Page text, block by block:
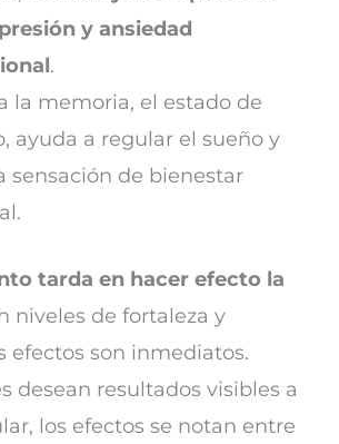
y ansiedad
.
la memoria, el estado de
ayuda a regular el sueño y
sensación de bienestar
tarda en hacer efecto la
niveles de fortaleza y
efectos son inmediatos.
desean resultados visibles a
los efectos se notan entre